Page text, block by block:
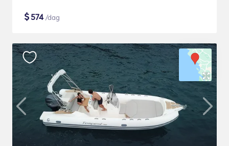
$574/dag